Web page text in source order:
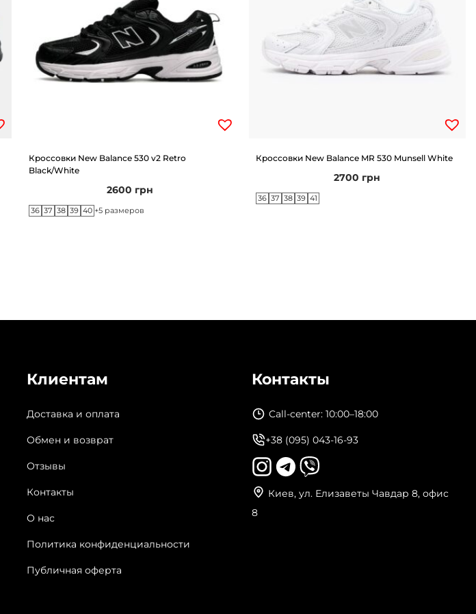
Кроссовки New Balance 530 v2 Retro
Black/White
2600 грн
36 37 38 39 40 +5 размеров
Кроссовки New Balance MR 530 Munsell White
2700 грн
36 37 38 39 41
Клиентам
Доставка и оплата
Обмен и возврат
Отзывы
Контакты
О нас
Политика конфиденциальности
Публичная оферта
Контакты
Call-center: 10:00–18:00
+38 (095) 043-16-93
Киев, ул. Елизаветы Чавдар 8, офис
8